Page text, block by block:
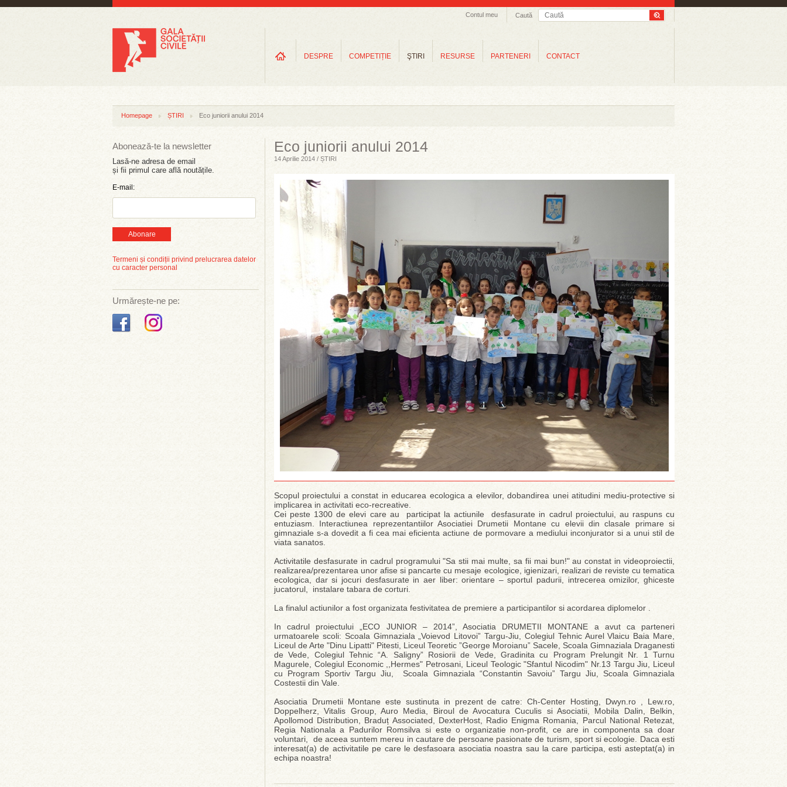
Caută
Contul meu
DESPRE COMPETIȚIE ŞTIRI RESURSE PARTENERI CONTACT
Homepage ȘTIRI Eco juniorii anului 2014
Abonează-te la newsletter
Lasă-ne adresa de email
și fii primul care află noutățile.
E-mail:
Abonare
Termeni și condiții privind prelucrarea datelor
cu caracter personal
Urmărește-ne pe:
Eco juniorii anului 2014
14 Aprilie 2014 / ȘTIRI
Scopul proiectului a constat in educarea ecologica a elevilor, dobandirea unei atitudini mediu-protective si
implicarea in activitati eco-recreative.
Cei peste 1300 de elevi care au participat la actiunile desfasurate in cadrul proiectului, au raspuns cu
entuziasm. Interactiunea reprezentantiilor Asociatiei Drumetii Montane cu elevii din clasale primare si
gimnaziale s-a dovedit a fi cea mai eficienta actiune de pormovare a mediului inconjurator si a unui stil de
viata sanatos.
Activitatile desfasurate in cadrul programului "Sa stii mai multe, sa fii mai bun!" au constat in videoproiectii,
realizarea/prezentarea unor afise si pancarte cu mesaje ecologice, igienizari, realizari de reviste cu tematica
ecologica, dar si jocuri desfasurate in aer liber: orientare – sportul padurii, intrecerea omizilor, ghiceste
jucatorul, instalare tabara de corturi.
La finalul actiunilor a fost organizata festivitatea de premiere a participantilor si acordarea diplomelor .
In cadrul proiectului „ECO JUNIOR – 2014”, Asociatia DRUMETII MONTANE a avut ca parteneri
urmatoarele scoli: Scoala Gimnaziala „Voievod Litovoi” Targu-Jiu, Colegiul Tehnic Aurel Vlaicu Baia Mare,
Liceul de Arte "Dinu Lipatti" Pitesti, Liceul Teoretic ”George Moroianu” Sacele, Scoala Gimnaziala Draganesti
de Vede, Colegiul Tehnic “A. Saligny” Rosiorii de Vede, Gradinita cu Program Prelungit Nr. 1 Turnu
Magurele, Colegiul Economic ,,Hermes" Petrosani, Liceul Teologic "Sfantul Nicodim" Nr.13 Targu Jiu, Liceul
cu Program Sportiv Targu Jiu, Scoala Gimnaziala “Constantin Savoiu” Targu Jiu, Scoala Gimnaziala
Costestii din Vale.
Asociatia Drumetii Montane este sustinuta in prezent de catre: Ch-Center Hosting, Dwyn.ro , Lew.ro,
Doppelherz, Vitalis Group, Auro Media, Biroul de Avocatura Cuculis si Asociatii, Mobila Dalin, Belkin,
Apollomod Distribution, Braduț Associated, DexterHost, Radio Enigma Romania, Parcul National Retezat,
Regia Nationala a Padurilor Romsilva si este o organizatie non-profit, ce are in componenta sa doar
voluntari, de aceea suntem mereu in cautare de persoane pasionate de turism, sport si ecologie. Daca esti
interesat(a) de activitatile pe care le desfasoara asociatia noastra sau la care participa, esti asteptat(a) in
echipa noastra!